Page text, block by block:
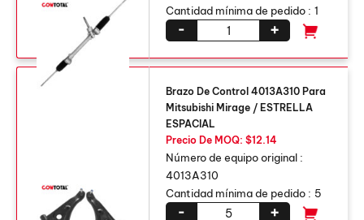
Cantidad mínima de pedido : 1
+
-
Brazo De Control 4013A310 Para
Mitsubishi Mirage / ESTRELLA
ESPACIAL
Precio De MOQ: $12.14
Número de equipo original :
4013A310
Cantidad mínima de pedido : 5
+
-